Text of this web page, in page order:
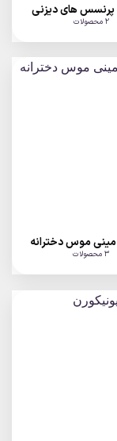
پرنسس های دیزنی
2 محصولات
مینی موس دخترانه
3 محصولات